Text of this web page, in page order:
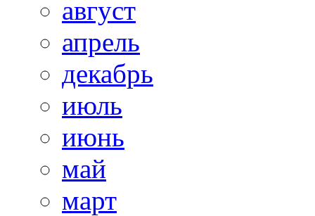
август
апрель
декабрь
июль
июнь
май
март